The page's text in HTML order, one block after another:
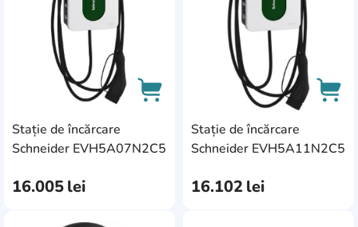
Stație de încărcare
Schneider EVH5A07N2C5
16.005lei
AddCardToCart
Stație de încărcare
Schneider EVH5A11N2C5
16.102lei